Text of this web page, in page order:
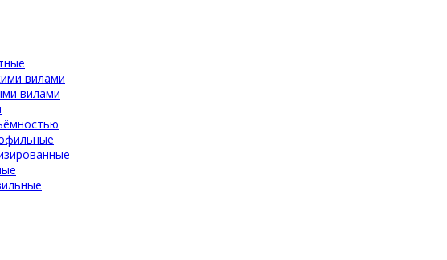
вилами
вилами